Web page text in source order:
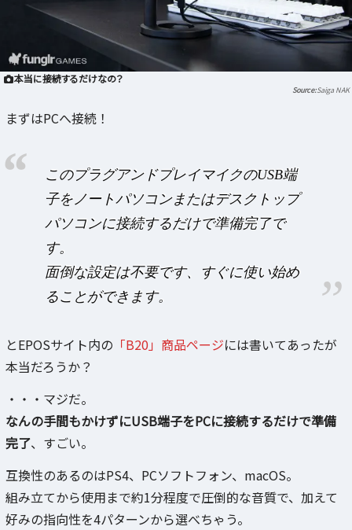
本当に接続するだけなの？
Saiga NAK
まずはPCへ接続！
このプラグアンドプレイマイクのUSB端
子をノートパソコンまたはデスクトップ
パソコンに接続するだけで準備完了で
す。
面倒な設定は不要です、すぐに使い始め
ることができます。
とEPOSサイト内の 「B20」商品ページには書いてあったが
本当だろうか？
・・・マジだ。
なんの手間もかけずにUSB端子をPCに接続するだけで準備
完了、すごい。
互換性のあるのはPS4、PCソフトフォン、macOS。
組み立てから使用まで約1分程度で圧倒的な音質で、加えて
好みの指向性を4パターンから選べちゃう。